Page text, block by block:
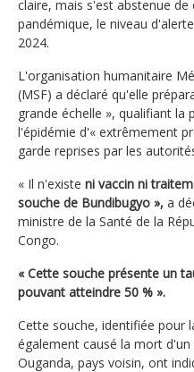
claire, mais s'est abstenue de
pandémique, le niveau
2024.
L'organisation humanitaire
(MSF) a déclaré qu'elle
grande échelle », qualifiant la
l'épidémie d'« extrêmement
garde reprises par les
« Il n'existe ni vaccin ni
souche de Bundibugyo », a
ministre de la Santé de la
Congo.
« Cette souche présente un
pouvant atteindre 50 % ».
Cette souche, identifiée pour
également causé la mort
Ouganda, pays voisin, ont